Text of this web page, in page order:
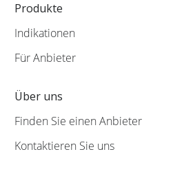
Produkte
Indikationen
Für Anbieter
Über uns
Finden Sie einen Anbieter
Kontaktieren Sie uns